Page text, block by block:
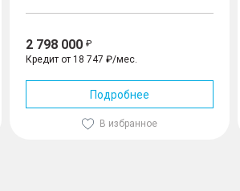
2 798 000
Кредит от 18 747 ₽/мес.
Подробнее
В избранное